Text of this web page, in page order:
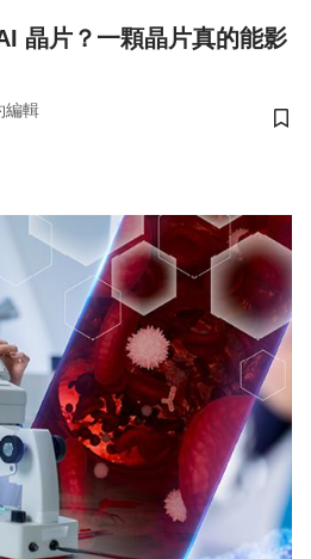
晶片？一顆晶片真的能影
編輯
儲